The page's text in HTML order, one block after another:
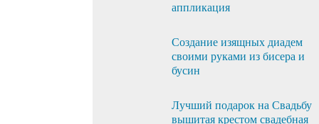
аппликация
Создание изящных диадем
своими руками из бисера и
бусин
Лучший подарок на Свадьбу
вышитая крестом свадебная